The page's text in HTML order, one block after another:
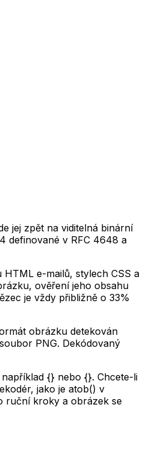
jej zpět na viditelná binární
definované v RFC 4648 a
e-mailů, stylech CSS a
ověření jeho obsahu
je vždy přibližně o 33%
obrázku detekován
PNG. Dekódovaný
{} nebo {}. Chcete-li
jako je atob() v
ruční kroky a obrázek se